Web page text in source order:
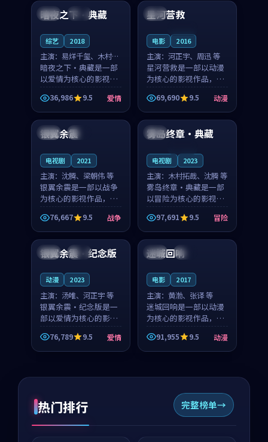
英国 完结
暗夜之下·典藏
综艺 2018
主演： 易烊千玺、木村拓
哉 等
暗夜之下·典藏是一部
以爱情为核心的影视作
品，围绕危机、反转与
人物成长展开，整体节
奏紧凑，值得推荐观
看。
36,986 9.5 爱情
中国
星河营救
电影 2016
主演： 河正宇、周迅 等
星河营救是一部以动漫
为核心的影视作品，围
绕危机、反转与人物成
长展开，整体节奏紧
凑，值得推荐观看。
69,690 9.5 动漫
日本 院线
银翼余震
电视剧 2021
主演： 沈腾、梁朝伟 等
银翼余震是一部以战争
为核心的影视作品，围
绕危机、反转与人物成
长展开，整体节奏紧
凑，值得推荐观看。
76,667 9.5 战争
法国
雾岛终章·典藏
电视剧 2023
主演： 木村拓哉、沈腾 等
雾岛终章·典藏是一部
以冒险为核心的影视作
品，围绕危机、反转与
人物成长展开，整体节
奏紧凑，值得推荐观
看。
97,691 9.5 冒险
法国 高分
银翼余震·纪念版
动漫 2023
主演： 汤唯、河正宇 等
银翼余震·纪念版是一
部以爱情为核心的影视
作品，围绕危机、反转
与人物成长展开，整体
节奏紧凑，值得推荐观
76,789 9.5 爱情
美国 独播
迷城回响
电影 2017
主演： 黄渤、张译 等
迷城回响是一部以动漫
为核心的影视作品，围
绕危机、反转与人物成
长展开，整体节奏紧
凑，值得推荐观看。
91,955 9.5 动漫
热门排行 完整榜单
99:22 99:18